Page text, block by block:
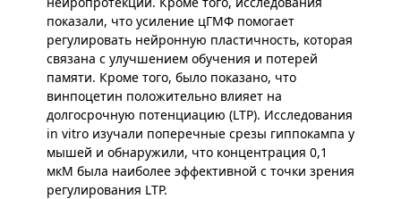
показали, что усиление цГМФ помогает
регулировать нейронную пластичность, которая
связана с улучшением обучения и потерей
памяти. Кроме того, было показано, что
винпоцетин положительно влияет на
долгосрочную потенциацию (LTP). Исследования
in vitro изучали поперечные срезы гиппокампа у
мышей и обнаружили, что концентрация 0,1
мкМ была наиболее эффективной с точки зрения
регулирования LTP.